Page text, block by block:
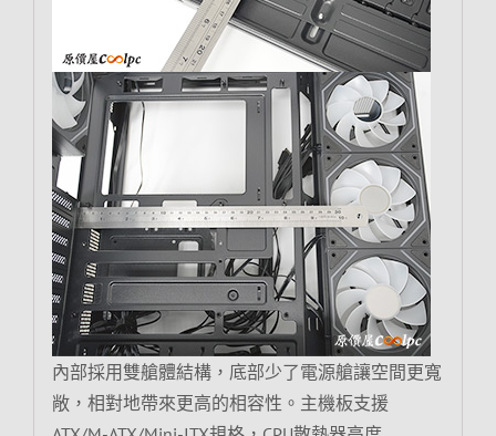
內部採用雙艙體結構，底部少了電源艙讓空間更寬
敞，相對地帶來更高的相容性。主機板支援